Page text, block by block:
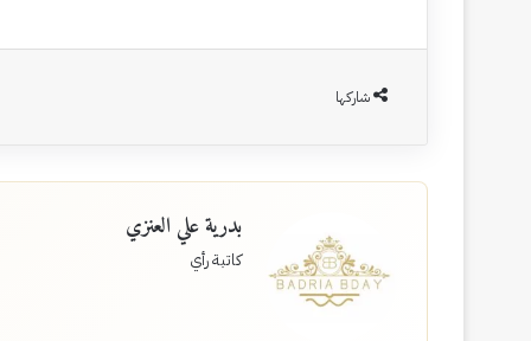
شاركها
بدرية علي العنزي
كاتبة رأي